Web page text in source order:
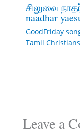
சிலுவை
naadhar
GoodFriday
Tamil
Leave a